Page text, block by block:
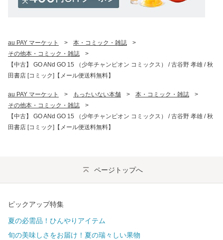
au PAY マーケット > 本・コミック・雑誌
>
その他本・コミック・雑誌
>
【中古】 GO ANd GO 15 （少年チャンピオン コミックス） / 古谷野 孝雄 / 秋
田書店 [コミック]【メール便送料無料】
au PAY マーケット > もったいない本舗 > 本・コミック・雑誌
>
その他本・コミック・雑誌
>
【中古】 GO ANd GO 15 （少年チャンピオン コミックス） / 古谷野 孝雄 / 秋
田書店 [コミック]【メール便送料無料】
ページトップへ
ピックアップ特集
夏の必需品！ひんやりアイテム
旬の美味しさをお届け！夏の瑞々しい果物